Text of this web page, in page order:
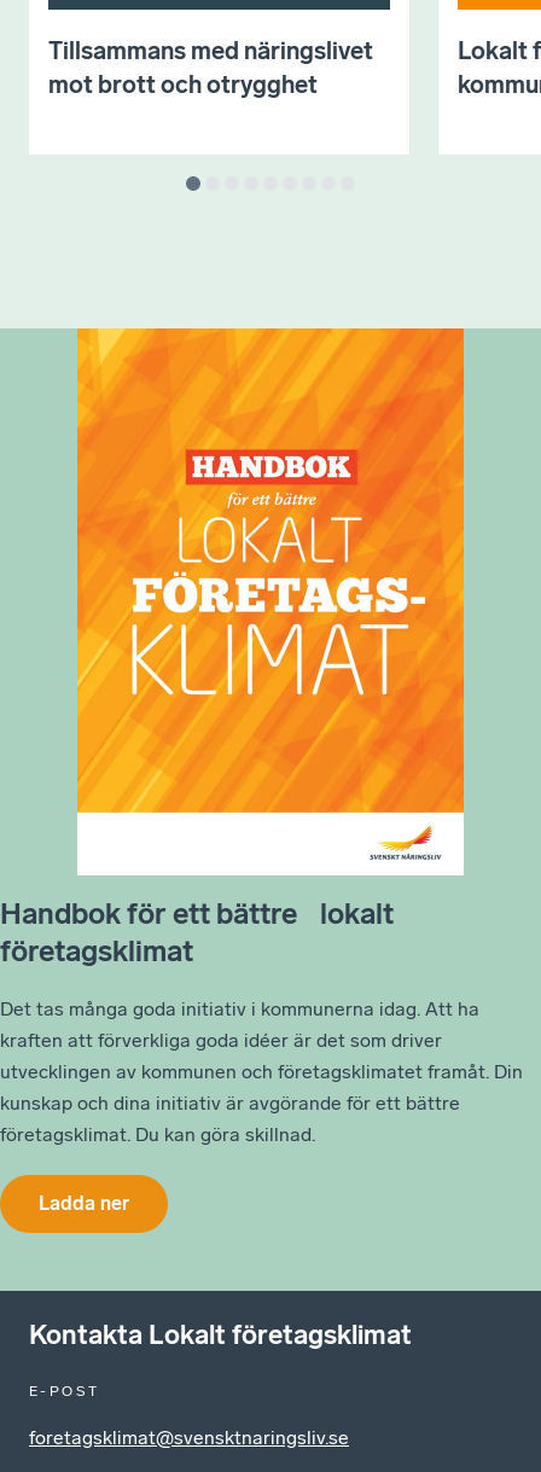
Tillsammans med näringslivet
mot brott och otrygghet
Lokalt
Handbok för ett bättre lokalt
företagsklimat
Det tas många goda initiativ i kommunerna idag. Att ha
kraften att förverkliga goda idéer är det som driver
utvecklingen av kommunen och företagsklimatet framåt. Din
kunskap och dina initiativ är avgörande för ett bättre
företagsklimat. Du kan göra skillnad.
Ladda ner
Kontakta Lokalt företagsklimat
E-POST
foretagsklimat@svensktnaringsliv.se